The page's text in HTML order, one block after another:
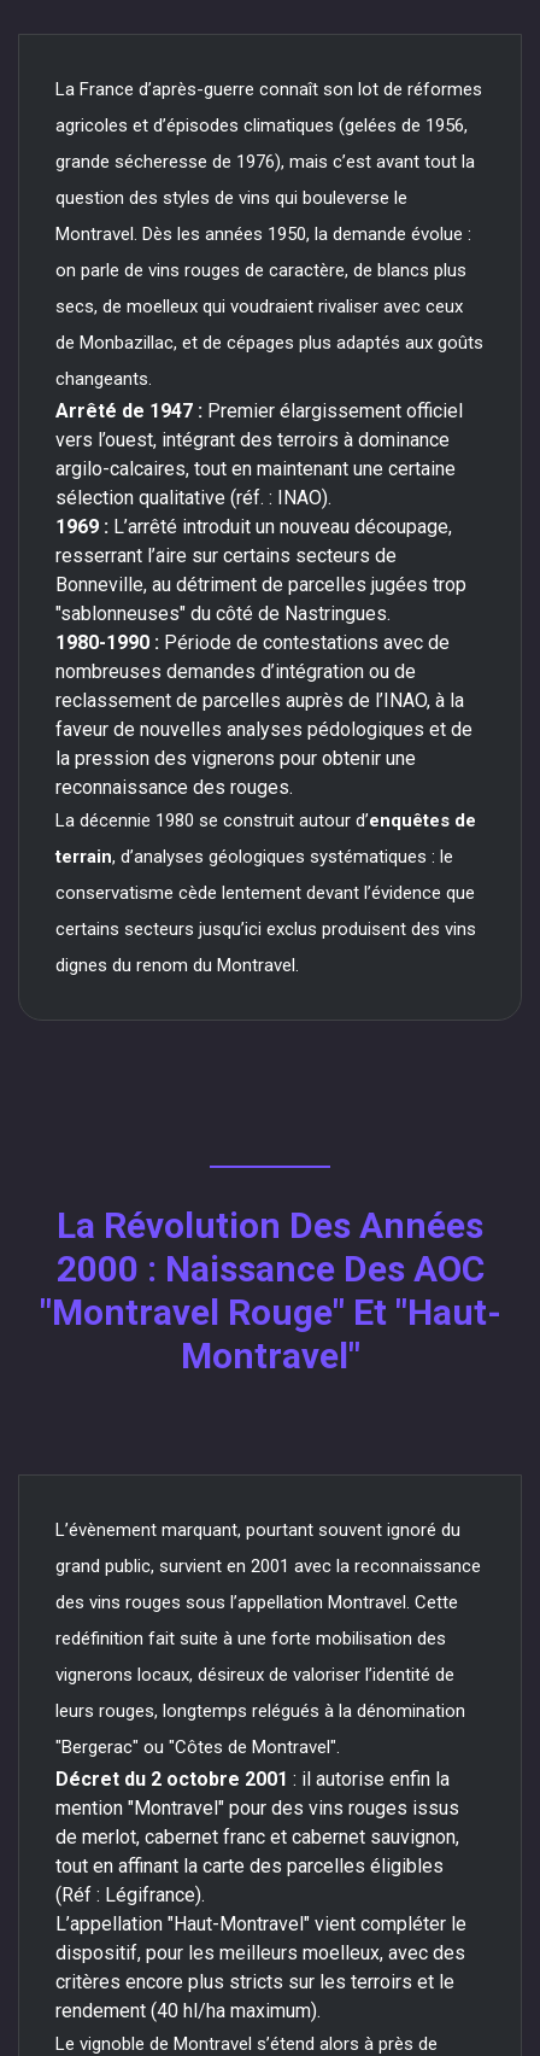
La France d’après-guerre connaît son lot de réformes
agricoles et d’épisodes climatiques (gelées de 1956,
grande sécheresse de 1976), mais c’est avant tout la
question des styles de vins qui bouleverse le
Montravel. Dès les années 1950, la demande évolue :
on parle de vins rouges de caractère, de blancs plus
secs, de moelleux qui voudraient rivaliser avec ceux
de Monbazillac, et de cépages plus adaptés aux goûts
changeants.
Arrêté de 1947 : Premier élargissement officiel
vers l’ouest, intégrant des terroirs à dominance
argilo-calcaires, tout en maintenant une certaine
sélection qualitative (réf. : INAO).
1969 : L’arrêté introduit un nouveau découpage,
resserrant l’aire sur certains secteurs de
Bonneville, au détriment de parcelles jugées trop
"sablonneuses" du côté de Nastringues.
1980-1990 : Période de contestations avec de
nombreuses demandes d’intégration ou de
reclassement de parcelles auprès de l’INAO, à la
faveur de nouvelles analyses pédologiques et de
la pression des vignerons pour obtenir une
reconnaissance des rouges.
La décennie 1980 se construit autour d’enquêtes de
terrain, d’analyses géologiques systématiques : le
conservatisme cède lentement devant l’évidence que
certains secteurs jusqu’ici exclus produisent des vins
dignes du renom du Montravel.
La Révolution Des Années
2000 : Naissance Des AOC
"Montravel Rouge" Et "Haut-
Montravel"
L’évènement marquant, pourtant souvent ignoré du
grand public, survient en 2001 avec la reconnaissance
des vins rouges sous l’appellation Montravel. Cette
redéfinition fait suite à une forte mobilisation des
vignerons locaux, désireux de valoriser l’identité de
leurs rouges, longtemps relégués à la dénomination
"Bergerac" ou "Côtes de Montravel".
Décret du 2 octobre 2001 : il autorise enfin la
mention "Montravel" pour des vins rouges issus
de merlot, cabernet franc et cabernet sauvignon,
tout en affinant la carte des parcelles éligibles
(Réf : Légifrance).
L’appellation "Haut-Montravel" vient compléter le
dispositif, pour les meilleurs moelleux, avec des
critères encore plus stricts sur les terroirs et le
rendement (40 hl/ha maximum).
Le vignoble de Montravel s’étend alors à près de